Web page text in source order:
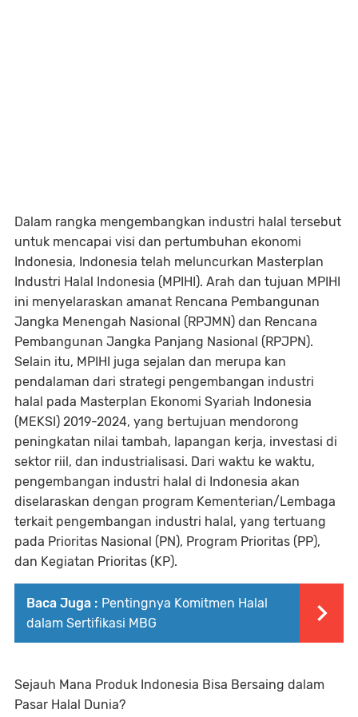
Dalam rangka mengembangkan industri halal tersebut
untuk mencapai visi dan pertumbuhan ekonomi
Indonesia, Indonesia telah meluncurkan Masterplan
Industri Halal Indonesia (MPIHI). Arah dan tujuan MPIHI
ini menyelaraskan amanat Rencana Pembangunan
Jangka Menengah Nasional (RPJMN) dan Rencana
Pembangunan Jangka Panjang Nasional (RPJPN).
Selain itu, MPIHI juga sejalan dan merupa kan
pendalaman dari strategi pengembangan industri
halal pada Masterplan Ekonomi Syariah Indonesia
(MEKSI) 2019-2024, yang bertujuan mendorong
peningkatan nilai tambah, lapangan kerja, investasi di
sektor riil, dan industrialisasi. Dari waktu ke waktu,
pengembangan industri halal di Indonesia akan
diselaraskan dengan program Kementerian/Lembaga
terkait pengembangan industri halal, yang tertuang
pada Prioritas Nasional (PN), Program Prioritas (PP),
dan Kegiatan Prioritas (KP).
Baca Juga : Pentingnya Komitmen Halal
dalam Sertifikasi MBG
Sejauh Mana Produk Indonesia Bisa Bersaing dalam
Pasar Halal Dunia?